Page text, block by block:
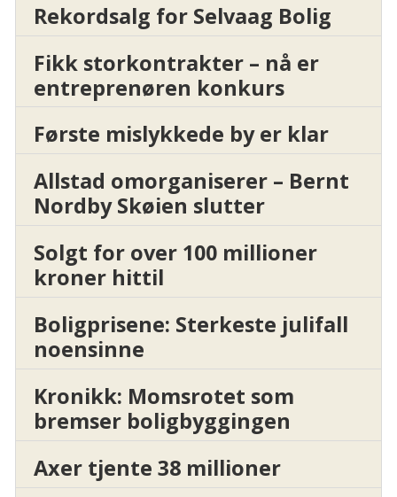
Rekordsalg for Selvaag Bolig
Fikk storkontrakter – nå er
entreprenøren konkurs
Første mislykkede by er klar
Allstad omorganiserer – Bernt
Nordby Skøien slutter
Solgt for over 100 millioner
kroner hittil
Boligprisene: Sterkeste julifall
noensinne
Kronikk: Momsrotet som
bremser boligbyggingen
Axer tjente 38 millioner